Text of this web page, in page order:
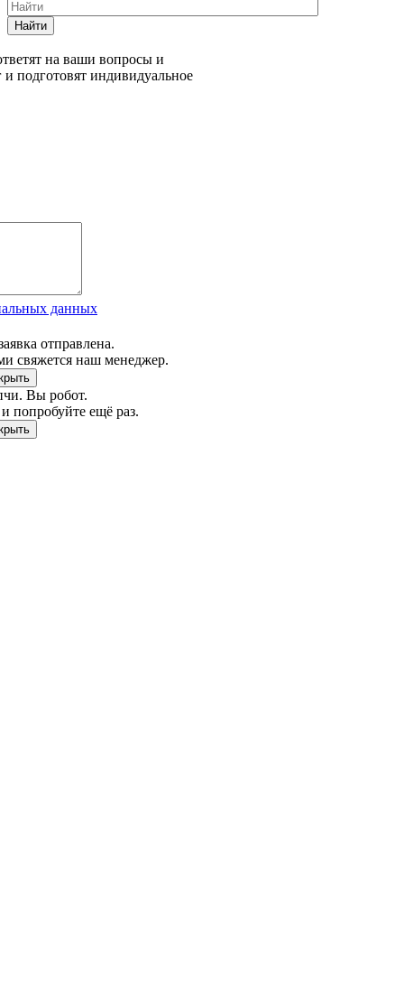
Найти
на ваши вопросы и
и подготовят индивидуальное
данных
отправлена.
свяжется наш менеджер.
Вы робот.
попробуйте ещё раз.